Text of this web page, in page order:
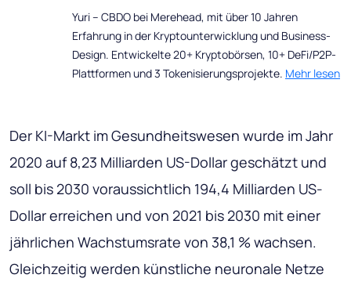
Yuri – CBDO bei Merehead, mit über 10 Jahren
Erfahrung in der Kryptounterwicklung und Business-
Design. Entwickelte 20+ Kryptobörsen, 10+ DeFi/P2P-
Plattformen und 3 Tokenisierungsprojekte. Mehr lesen
Der KI-Markt im Gesundheitswesen wurde im Jahr
2020 auf 8,23 Milliarden US-Dollar geschätzt und
soll bis 2030 voraussichtlich 194,4 Milliarden US-
Dollar erreichen und von 2021 bis 2030 mit einer
jährlichen Wachstumsrate von 38,1 % wachsen.
Gleichzeitig werden künstliche neuronale Netze